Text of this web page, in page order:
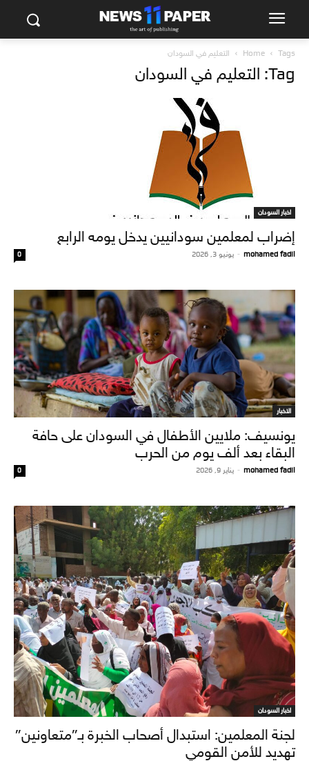
Home Tags التعليم في السودان
Tag: التعليم في السودان
اخبار السودان
إضراب لمعلمين سودانيين يدخل يومه الرابع
mohamed fadil
- يونيو 3, 2026 0
الاخبار
يونسيف: ملايين الأطفال في السودان على حافة
البقاء بعد ألف يوم من الحرب
mohamed fadil
- يناير 9, 2026 0
اخبار السودان
لجنة المعلمين: استبدال أصحاب الخبرة بـ”متعاونين”
تهديد للأمن القومي